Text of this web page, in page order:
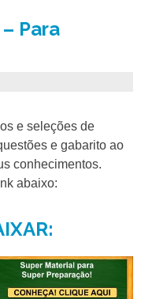
Para
e seleções de
e gabarito ao
conhecimentos.
abaixo: